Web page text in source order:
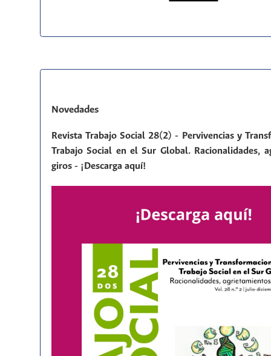
Novedades
Revista Trabajo Social 28(2) - Pervivencias y
Trabajo Social en el Sur Global. Racionalidades,
giros - ¡Descarga aquí!